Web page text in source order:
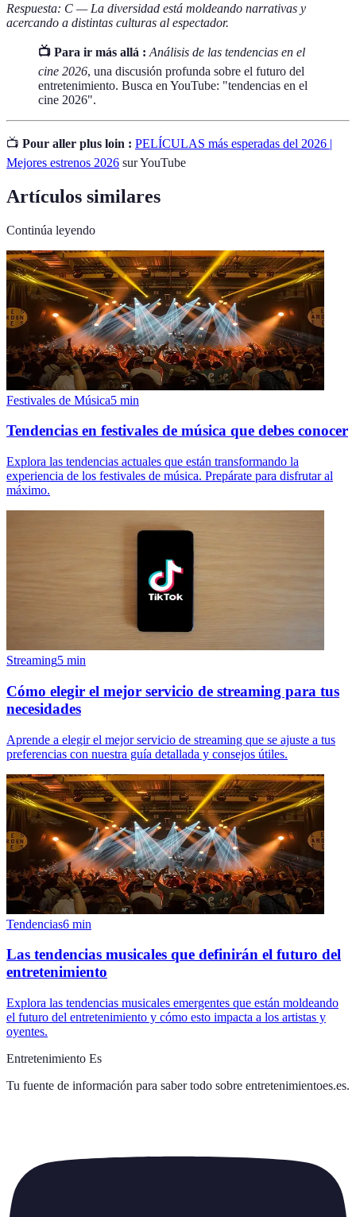
Respuesta: C — La diversidad está moldeando narrativas y
acercando a distintas culturas al espectador.
📺 Para ir más allá : Análisis de las tendencias en el
cine 2026, una discusión profunda sobre el futuro del
entretenimiento. Busca en YouTube: "tendencias en el
cine 2026".
📺 Pour aller plus loin : PELÍCULAS más esperadas del 2026 |
Mejores estrenos 2026 sur YouTube
Artículos similares
Continúa leyendo
Festivales de Música5 min
Tendencias en festivales de música que debes conocer
Explora las tendencias actuales que están transformando la
experiencia de los festivales de música. Prepárate para disfrutar al
máximo.
Streaming5 min
Cómo elegir el mejor servicio de streaming para tus
necesidades
Aprende a elegir el mejor servicio de streaming que se ajuste a tus
preferencias con nuestra guía detallada y consejos útiles.
Tendencias6 min
Las tendencias musicales que definirán el futuro del
entretenimiento
Explora las tendencias musicales emergentes que están moldeando
el futuro del entretenimiento y cómo esto impacta a los artistas y
oyentes.
Entretenimiento Es
Tu fuente de información para saber todo sobre entretenimientoes.es.